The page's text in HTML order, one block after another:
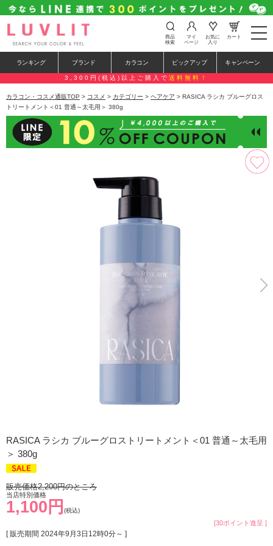
t
o
e
n
a
a
i
o
n
商品
検索
マイ
ページ
お気に
入り
カート
ランキング ブランド カラコン ピックアップ キャンペーン
3,300円(税込)以上ご購入で 送料無料！
カラコン・コスメ通販TOP > コスメ > カテゴリー > ヘアケア > RASICA ラシカ ブルーグロス
トリートメント＜01 普通～太毛用＞ 380g
RASICA ラシカ ブルーグロストリートメント＜01 普通～太毛用
＞ 380g
販売価格2,200円のところ
当店特別価格
1,100円 (税込)
[30ポイント進呈 ]
[ 販売期間 2024年9月3日12時0分～ ]